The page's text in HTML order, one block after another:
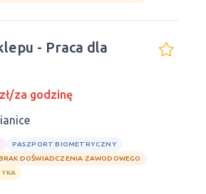
- Praca dla
za godzinę
PASZPORT BIOMETRYCZNY
DOŚWIADCZENIA ZAWODOWEGO